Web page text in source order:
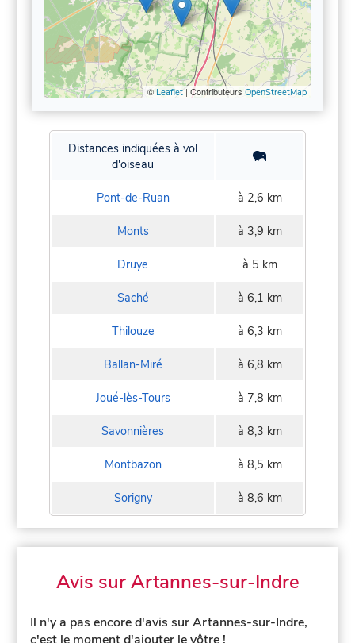
© Leaflet| Contributeurs OpenStreetMap
Distances indiquées à vol
d'oiseau
Pont-de-Ruan à 2,6 km
Monts à 3,9 km
Druye à 5 km
Saché à 6,1 km
Thilouze à 6,3 km
Ballan-Miré à 6,8 km
Joué-lès-Tours à 7,8 km
Savonnières à 8,3 km
Montbazon à 8,5 km
Sorigny à 8,6 km
Avis sur Artannes-sur-Indre
Il n'y a pas encore d'avis sur Artannes-sur-Indre,